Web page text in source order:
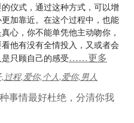
仪式，通过这种方式，可以增
加靠近。在这个过程中，也能
心，你不能单凭他主动吻你，
他有没有全情投入，又或者会
只顾自己的感受……更多
过程,爱你,个人,爱你,男人